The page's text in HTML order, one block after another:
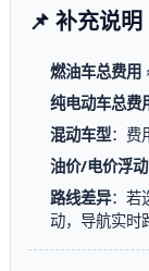
📌 补充说明
燃油车总费用
纯电动车总费
混动车型：费
油价/电价浮动
路线差异：若
动，导航实时